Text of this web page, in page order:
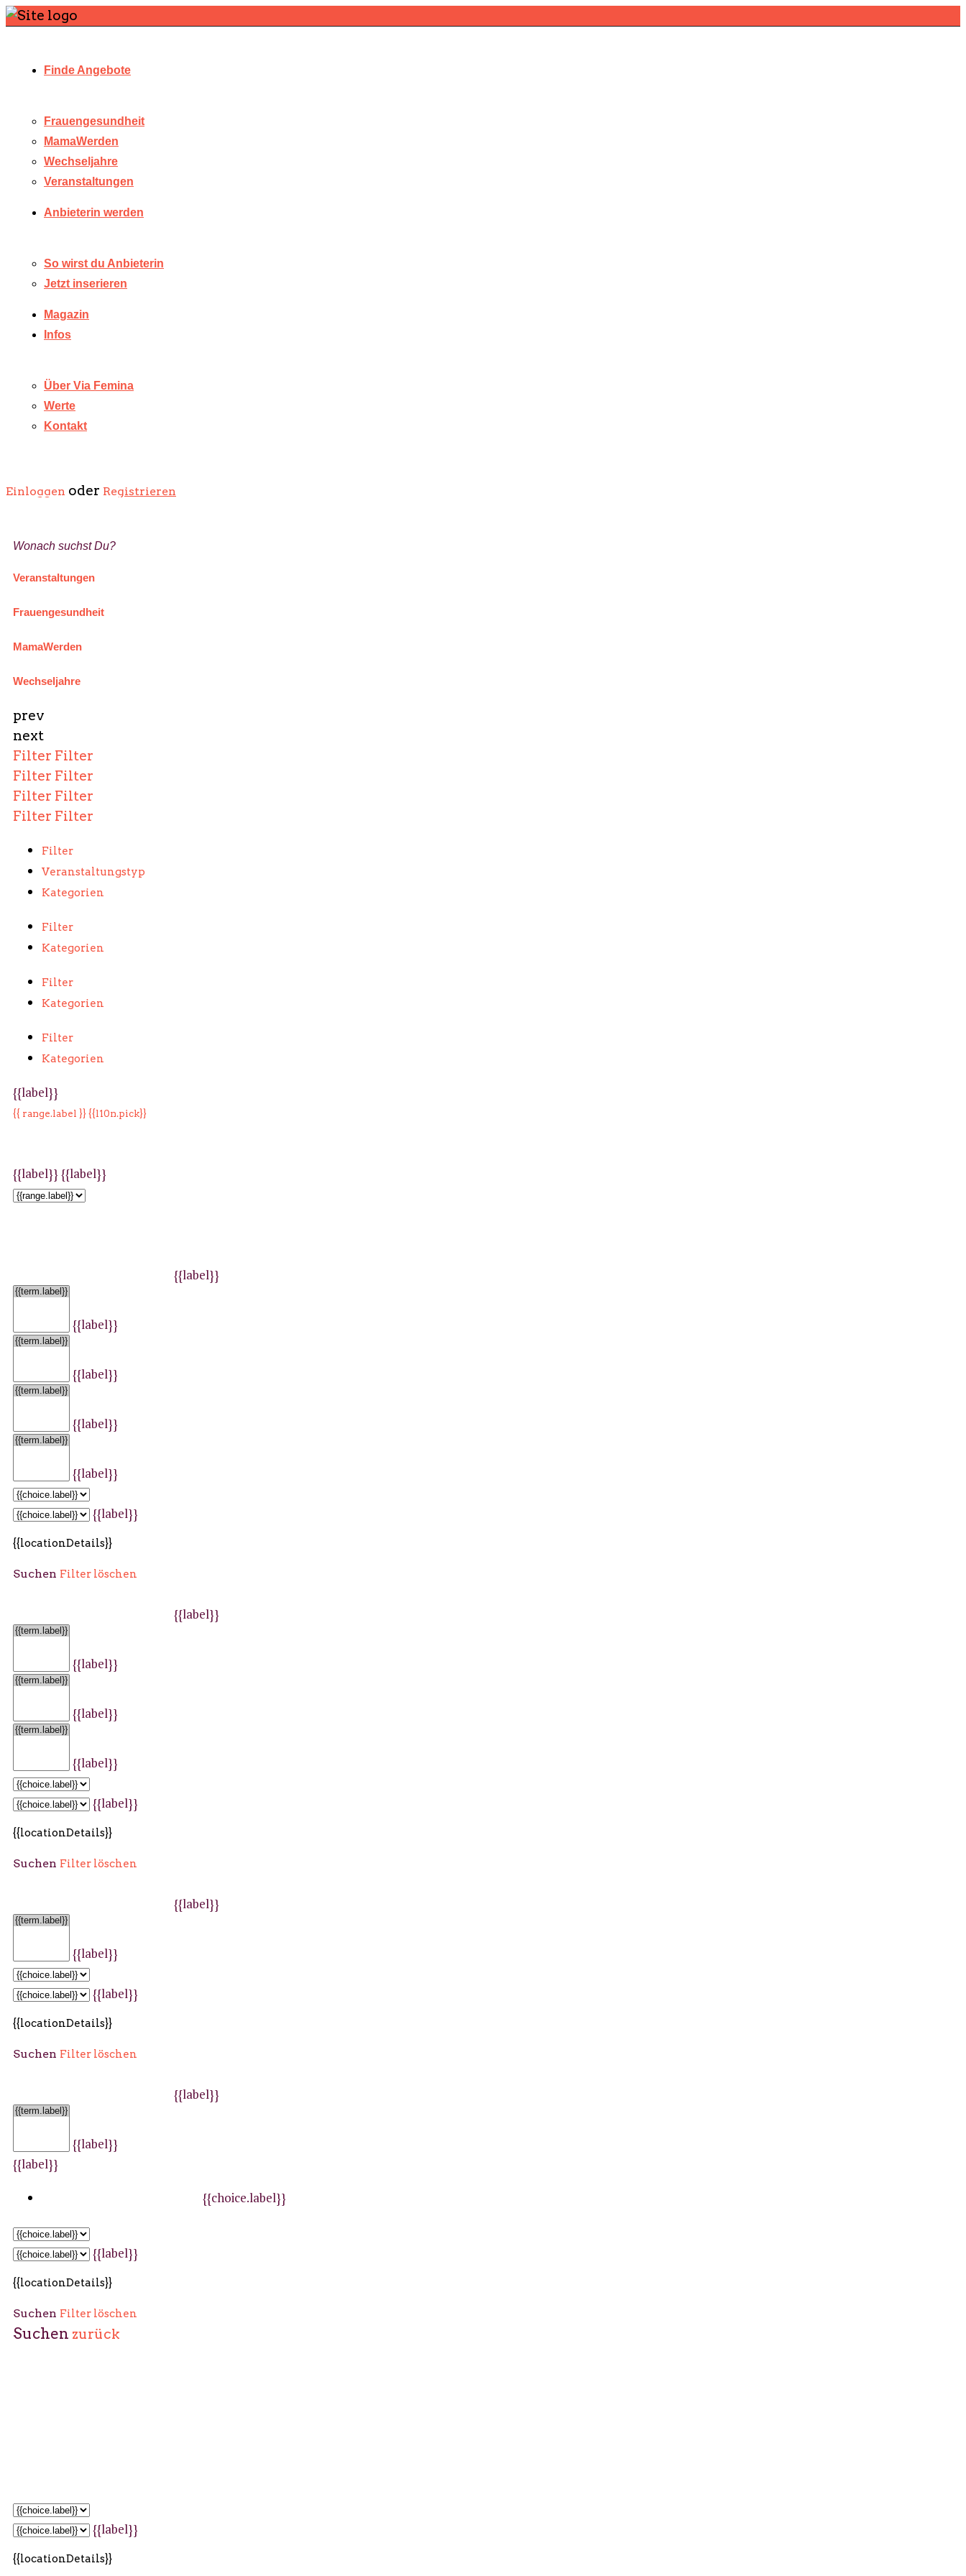
Finde Angebote
Frauengesundheit
MamaWerden
Wechseljahre
Veranstaltungen
Anbieterin werden
So wirst du Anbieterin
Jetzt inserieren
Magazin
Infos
Über Via Femina
Werte
Kontakt
Einloggen oder Registrieren
Wonach suchst Du?
Veranstaltungen
Frauengesundheit
MamaWerden
Wechseljahre
prev
next
Filter Filter
Filter Filter
Filter Filter
Filter Filter
Filter
Veranstaltungstyp
Kategorien
Filter
Kategorien
Filter
Kategorien
Filter
Kategorien
{{label}}
{{ range.label }} {{l10n.pick}}
{{label}} {{label}}
{{label}}
{{label}}
{{label}}
{{label}}
{{label}}
{{label}}
{{locationDetails}}
Suchen Filter löschen
{{label}}
{{label}}
{{label}}
{{label}}
{{label}}
{{locationDetails}}
Suchen Filter löschen
{{label}}
{{label}}
{{label}}
{{locationDetails}}
Suchen Filter löschen
{{label}}
{{label}}
{{label}}
{{choice.label}}
{{label}}
{{locationDetails}}
Suchen Filter löschen
Suchen zurück
{{label}}
{{locationDetails}}